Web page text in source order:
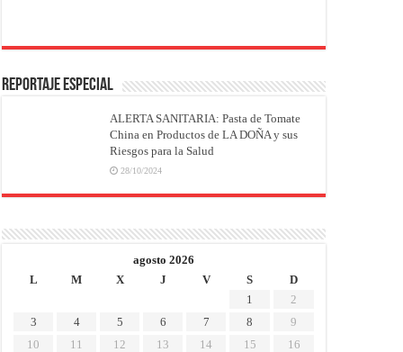
REPORTAJE ESPECIAL
ALERTA SANITARIA: Pasta de Tomate
China en Productos de LA DOÑA y sus
Riesgos para la Salud
28/10/2024
agosto 2026
L
M X J V S
D
1
2
3
4 5 6 7 8
9
10
11 12 13 14 15 16